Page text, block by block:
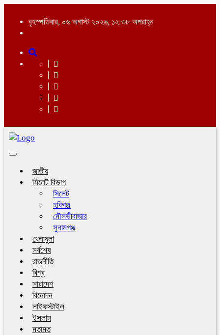
বৃহস্পতিবার, ০৬ অগাস্ট ২০২৬, ১২:৩৮ অপরাহ্ন
Toggle
জাতীয়
সিলেট বিভাগ
সিলেট
হবিগঞ্জ
মৌলভীবাজার
সুনামগঞ্জ
খেলাধুলা
সর্বশেষ
রাজনীতি
বিশ্ব
সারাদেশ
বিনোদন
লাইফস্টাইল
ইসলাম
মতামত